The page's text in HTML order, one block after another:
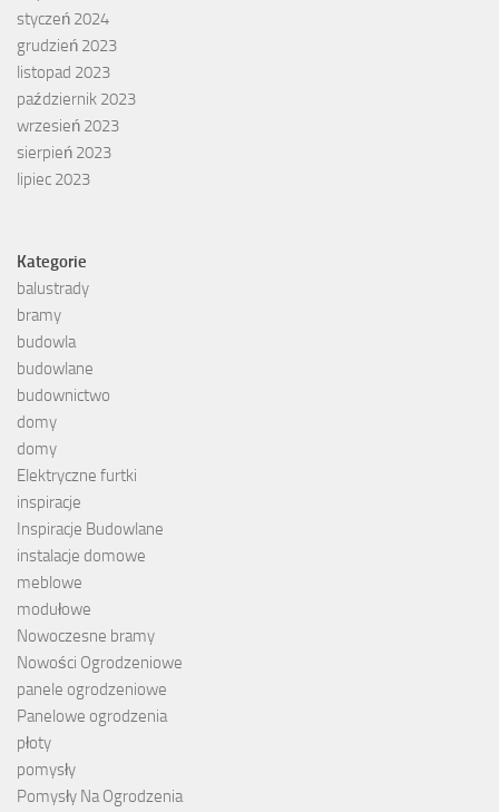
styczeń 2024
grudzień 2023
listopad 2023
październik 2023
wrzesień 2023
sierpień 2023
lipiec 2023
Kategorie
balustrady
bramy
budowla
budowlane
budownictwo
domy
domy
Elektryczne furtki
inspiracje
Inspiracje Budowlane
instalacje domowe
meblowe
modułowe
Nowoczesne bramy
Nowości Ogrodzeniowe
panele ogrodzeniowe
Panelowe ogrodzenia
płoty
pomysły
Pomysły Na Ogrodzenia